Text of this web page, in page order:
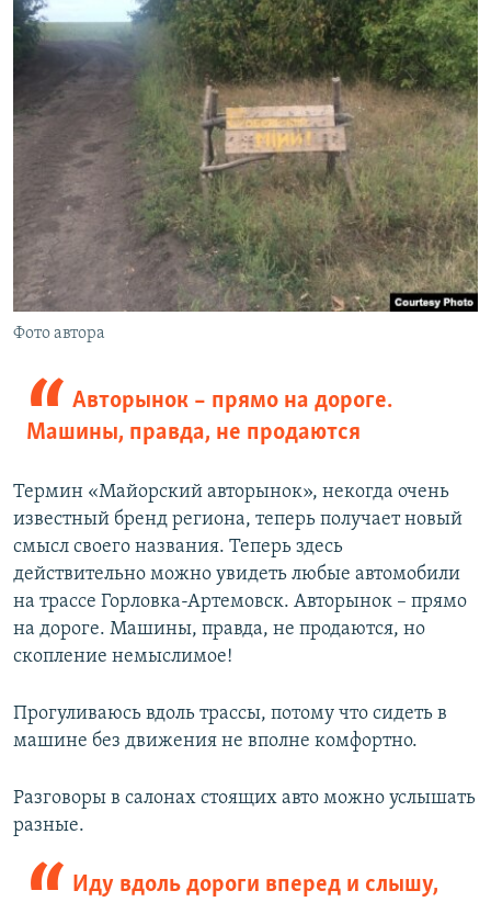
Фото автора
Авторынок – прямо на дороге.
Машины, правда, не продаются
Термин «Майорский авторынок», некогда очень
известный бренд региона, теперь получает новый
смысл своего названия. Теперь здесь
действительно можно увидеть любые автомобили
на трассе Горловка-Артемовск. Авторынок – прямо
на дороге. Машины, правда, не продаются, но
скопление немыслимое!
Прогуливаюсь вдоль трассы, потому что сидеть в
машине без движения не вполне комфортно.
Разговоры в салонах стоящих авто можно услышать
разные.
Иду вдоль дороги вперед и слышу,